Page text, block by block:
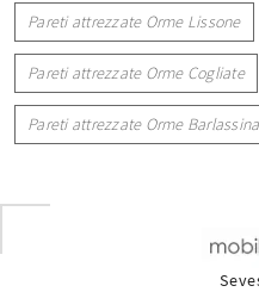
Pareti attrezzate Orme Lissone
Pareti attrezzate Orme Cogliate
Pareti attrezzate Orme Barlassina